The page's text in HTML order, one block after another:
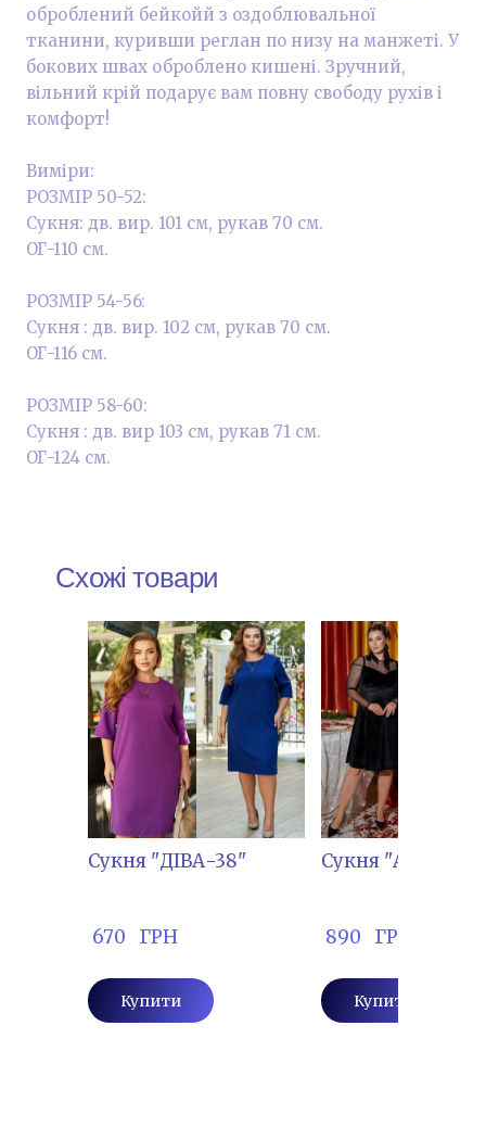
оброблений бейкойй з оздоблювальної
тканини, куривши реглан по низу на манжеті. У
бокових швах оброблено кишені. Зручний,
вільний крій подарує вам повну свободу рухів і
комфорт!
Виміри:
РОЗМІР 50-52:
Сукня: дв. вир. 101 см, рукав 70 см.
ОГ-110 см.
РОЗМІР 54-56:
Сукня : дв. вир. 102 см, рукав 70 см.
ОГ-116 см.
РОЗМІР 58-60:
Сукня : дв. вир 103 см, рукав 71 см.
ОГ-124 см.
Схожі товари
Сукня "ДІВА-38"
670   ГРН
Купити
Сукня "АЛ-1064"
890   ГРН
Купити